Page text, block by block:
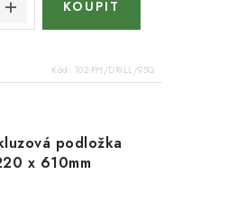
Kód: 102-PH/DRILL/95Q
podložka
x 610mm